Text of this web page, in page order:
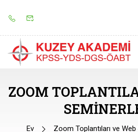
ZOOM
Ev
Zoom Toplantıları ve